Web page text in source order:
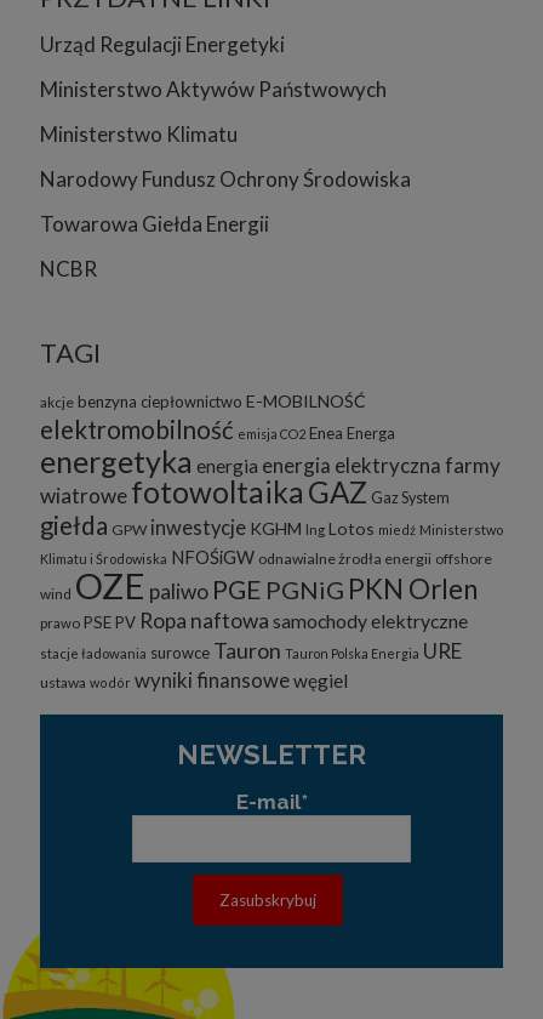
Urząd Regulacji Energetyki
Ministerstwo Aktywów Państwowych
Ministerstwo Klimatu
Narodowy Fundusz Ochrony Środowiska
Towarowa Giełda Energii
NCBR
TAGI
akcje benzyna ciepłownictwo E-MOBILNOŚĆ
elektromobilność emisja CO2 Enea Energa
energetyka energia energia elektrycznafarmy
wiatrowefotowoltaika GAZ Gaz System
giełda GPW inwestycje KGHM lng Lotos miedź Ministerstwo
Klimatu i Środowiska NFOŚiGW odnawialne żrodła energii offshore
wind OZE paliwo PGE PGNiG PKN Orlen
prawo PSE PV Ropa naftowa samochody elektryczne
stacje ładowania surowce Tauron Tauron Polska Energia URE
ustawa wodór wyniki finansowewęgiel
NEWSLETTER
E-mail*